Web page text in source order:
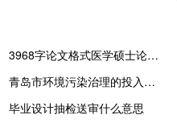
3968字论文格式医学硕士论文参考文献
青岛市环境污染治理的投入和产出情况研究,青岛市有20项综合环境治理措施
毕业设计抽检送审什么意思